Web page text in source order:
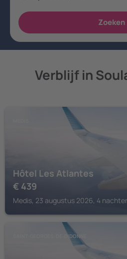
Verblijf in
Hôtel Les Atlantes
€ 439
Medis, 23 augustus 2026, 4
SAINT-GEORGES-DE-DIDONNE